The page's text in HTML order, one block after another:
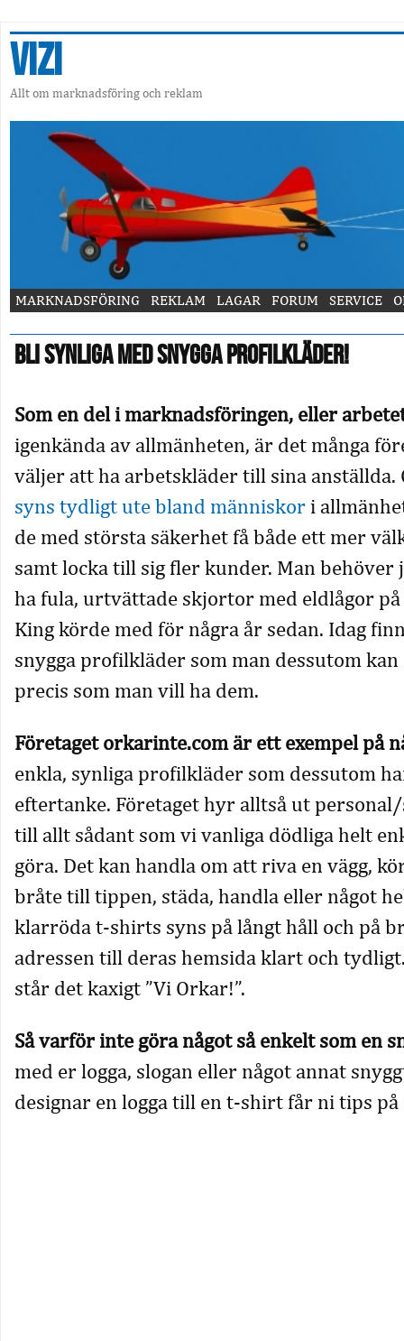
Vizi
Allt om marknadsföring och reklam
MARKNADSFÖRING REKLAM LAGAR FORUM SERVICE
Bli synliga med snygga profilkläder!
Som en del i marknadsföringen, eller
igenkända av allmänheten, är det många
väljer att ha arbetskläder till sina anställda.
syns tydligt ute bland människor i
de med största säkerhet få både ett mer
samt locka till sig fler kunder. Man
ha fula, urtvättade skjortor med eldlågor
King körde med för några år sedan. Idag
snygga profilkläder som man dessutom kan
precis som man vill ha dem.
Företaget orkarinte.com är ett exempel på
enkla, synliga profilkläder som dessutom
eftertanke. Företaget hyr alltså ut
till allt sådant som vi vanliga dödliga helt
göra. Det kan handla om att riva en vägg,
bråte till tippen, städa, handla eller något
klarröda t-shirts syns på långt håll och på
adressen till deras hemsida klart och
står det kaxigt ”Vi Orkar!”.
Så varför inte göra något så enkelt som en
med er logga, slogan eller något annat
designar en logga till en t-shirt får ni tips på